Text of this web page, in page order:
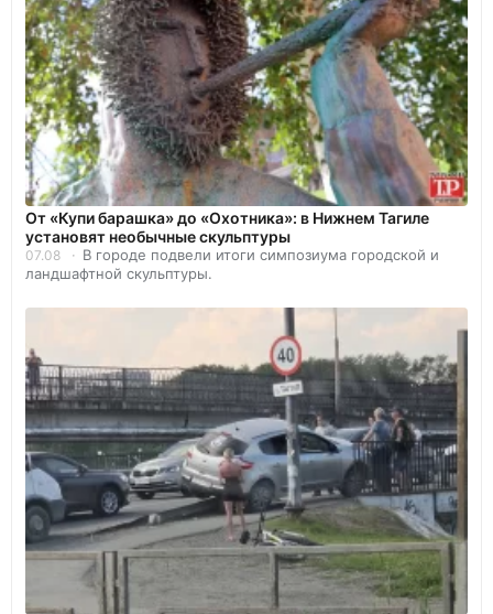
От «Купи барашка» до «Охотника»: в Нижнем Тагиле
установят необычные скульптуры
07.08
В городе подвели итоги симпозиума городской и
ландшафтной скульптуры.